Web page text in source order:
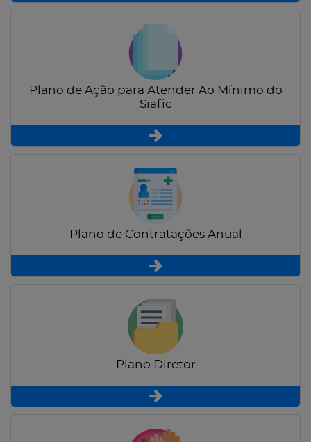
Plano de Ação para Atender Ao Mínimo do
Siafic
Plano de Contratações Anual
Plano Diretor